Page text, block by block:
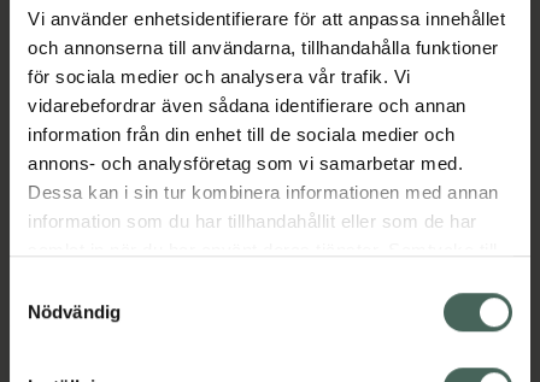
Vi använder enhetsidentifierare för att anpassa innehållet
och annonserna till användarna, tillhandahålla funktioner
för sociala medier och analysera vår trafik. Vi
vidarebefordrar även sådana identifierare och annan
information från din enhet till de sociala medier och
annons- och analysföretag som vi samarbetar med.
Dessa kan i sin tur kombinera informationen med annan
information som du har tillhandahållit eller som de har
återkalla ditt samtycke via webbplatsens
cookieinställningar. Ett återkallat samtycke påverkar inte
lagligheten av behandling som skett innan återkallelsen.
Nödvändig
Beskrivning
Läs alltid bipacksedeln innan
användning.